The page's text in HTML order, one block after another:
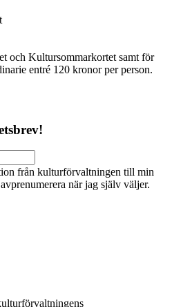
och Kultursommarkortet samt för
entré 120 kronor per person.
från kulturförvaltningen till min
när jag själv väljer.